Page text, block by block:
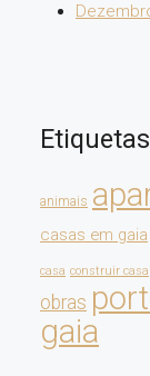
Etiquetas
animais
casas em gaia
casa construir casa
obras
gaia